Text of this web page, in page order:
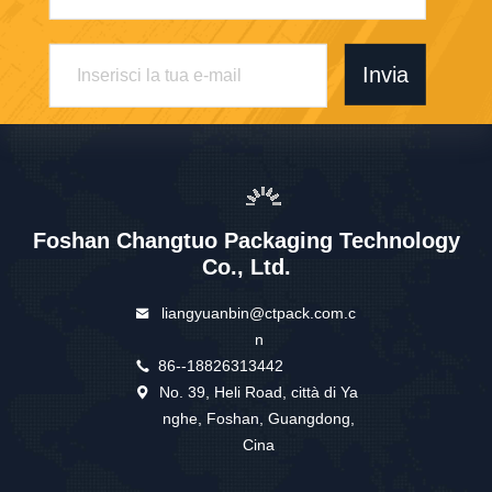
Invia
Foshan Changtuo Packaging Technology
Co., Ltd.
liangyuanbin@ctpack.com.c
n
86--18826313442
No. 39, Heli Road, città di Ya
nghe, Foshan, Guangdong,
Cina